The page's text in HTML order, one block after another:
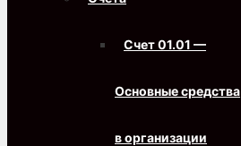
Счет 01.01 —
Основные средства
в организации